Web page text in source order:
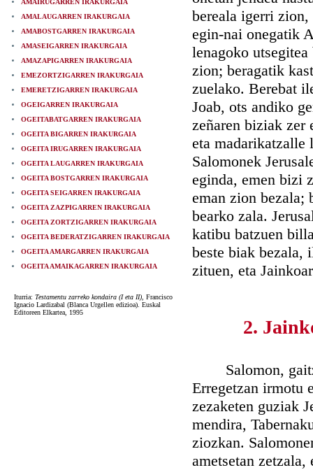
AMAIRUGARREN IRAKURGAIA
AMALAUGARREN IRAKURGAIA
AMABOSTGARREN IRAKURGAIA
AMASEIGARREN IRAKURGAIA
AMAZAPIGARREN IRAKURGAIA
EMEZORTZIGARREN IRAKURGAIA
EMERETZIGARREN IRAKURGAIA
OGEIGARREN IRAKURGAIA
OGEITABATGARREN IRAKURGAIA
OGEITA BIGARREN IRAKURGAIA
OGEITA IRUGARREN IRAKURGAIA
OGEITA LAUGARREN IRAKURGAIA
OGEITA BOSTGARREN IRAKURGAIA
OGEITA SEIGARREN IRAKURGAIA
OGEITA ZAZPIGARREN IRAKURGAIA
OGEITA ZORTZIGARREN IRAKURGAIA
OGEITA BEDERATZIGARREN IRAKURGAIA
OGEITA AMARGARREN IRAKURGAIA
OGEITA AMAIKAGARREN IRAKURGAIA
Iturria: Testamentu zarreko kondaira (I eta II) , Francisco
Ignacio Lardizabal (Blanca Urgellen edizioa). Euskal
Editoreen Elkartea, 1995
bereala igerri
egin-nai onegatik
lenagoko
zion; beragatik
zuelako. Berebat
Joab, ots andiko
zeñaren biziak zer
eta madarikatzalle
Salomonek
eginda, emen bizi
eman zion bezala;
bearko zala.
katibu batzuen
beste biak bezala,
zituen, eta
2.
Salomon, gaitz
Erregetzan irmotu
zezaketen guziak
mendira,
ziozkan.
ametsetan